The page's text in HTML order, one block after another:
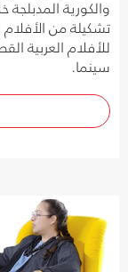
والكورية
تشكيلة من الأفلام
سينما.